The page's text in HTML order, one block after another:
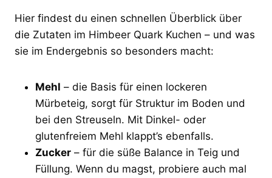
Hier findest du einen schnellen Überblick über
die Zutaten im Himbeer Quark Kuchen – und was
sie im Endergebnis so besonders macht:
Mehl – die Basis für einen lockeren
Mürbeteig, sorgt für Struktur im Boden und
bei den Streuseln. Mit Dinkel- oder
glutenfreiem Mehl klappt’s ebenfalls.
Zucker – für die süße Balance in Teig und
Füllung. Wenn du magst, probiere auch mal